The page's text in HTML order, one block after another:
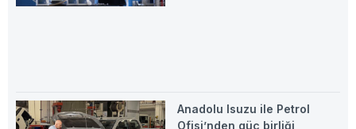
Anadolu Isuzu ile Petrol
Ofisi’nden güç birliği